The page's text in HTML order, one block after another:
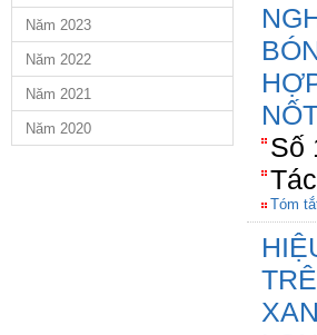
Năm 2023
Năm 2022
Năm 2021
Năm 2020
Số
Tóm